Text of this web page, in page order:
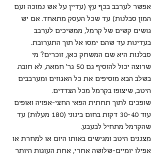
אפשר לערבב בכף עץ (עדיין על אש נמוכה ועם
המון סבלנות) עד שכל העסק מתאחד. אם יש
גושים קשים של קרמל, ממשיכים לערבב
בעדינות עד שהם ימסו אל תוך התערובת.
סבלנות היא שם המשחק כאן, זוכרים? מי
שרוצה יכול להוסיף גם 50 גר' חמאה, לא חובה.
בשלב הבא מוסיפים את כל האגוזים ומערבבים
היטב, שיצופו בקרמל מכל הצדדים.
שופכים לתוך תחתית הפאי החצי-אפויה ואופים
עוד 30-40 דקות בחום בינוני (180 מעלות) עד
שהקרמל מתחיל לבעבע.
מצננים היטב ומגישים באותו היום או למחרת או
אפילו יומיים-שלושה אחרי, אחת העוגות היותר